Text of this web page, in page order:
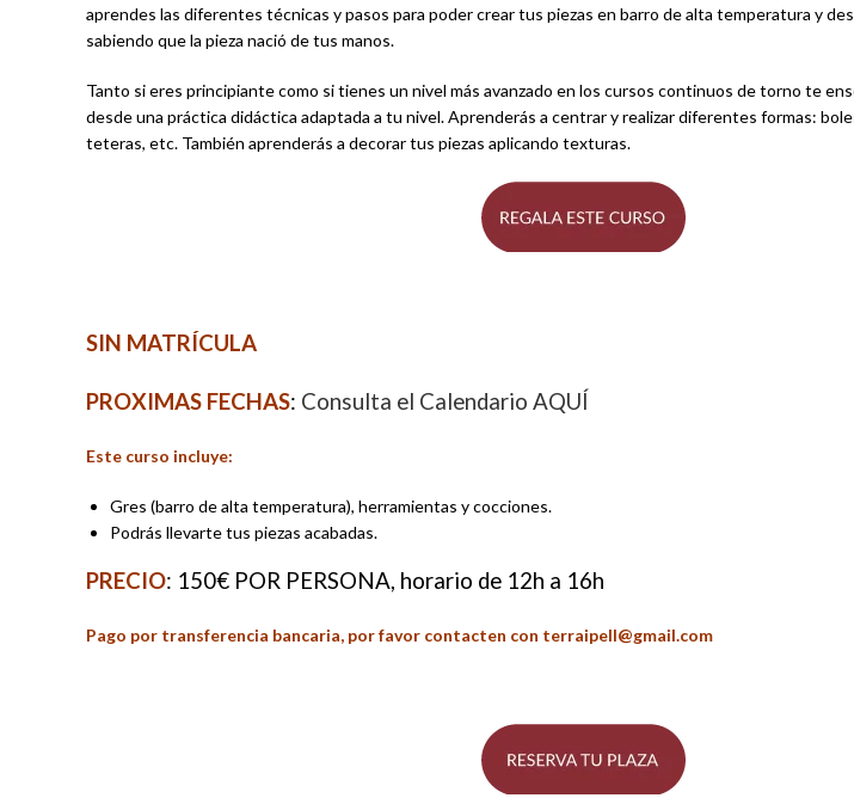
aprendes las diferentes técnicas y pasos para poder crear tus piezas en barro de alta temperatura y
sabiendo que la pieza nació de tus manos.
Tanto si eres principiante como si tienes un nivel más avanzado en los cursos continuos de torno te
desde una práctica didáctica adaptada a tu nivel. Aprenderás a centrar y realizar diferentes formas:
teteras, etc. También aprenderás a decorar tus piezas aplicando texturas.
SIN MATRÍCULA
PROXIMAS FECHAS: Consulta el Calendario AQUÍ
Este curso incluye:
Gres (barro de alta temperatura), herramientas y cocciones.
Podrás llevarte tus piezas acabadas.
PRECIO: 150€ POR PERSONA, horario de 12h a 16h
Pago por transferencia bancaria, por favor contacten con terraipell@gmail.com